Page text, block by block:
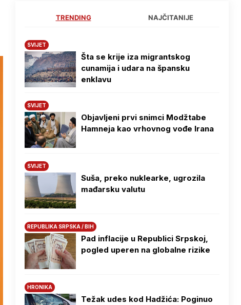
TRENDING NAJČITANIJE
SVIJET
Šta se krije iza migrantskog
cunamija i udara na špansku
enklavu
SVIJET
Objavljeni prvi snimci Modžtabe
Hamneja kao vrhovnog vođe Irana
SVIJET
Suša, preko nuklearke, ugrozila
mađarsku valutu
REPUBLIKA SRPSKA / BIH
Pad inflacije u Republici Srpskoj,
pogled uperen na globalne rizike
HRONIKA
Težak udes kod Hadžića: Poginuo